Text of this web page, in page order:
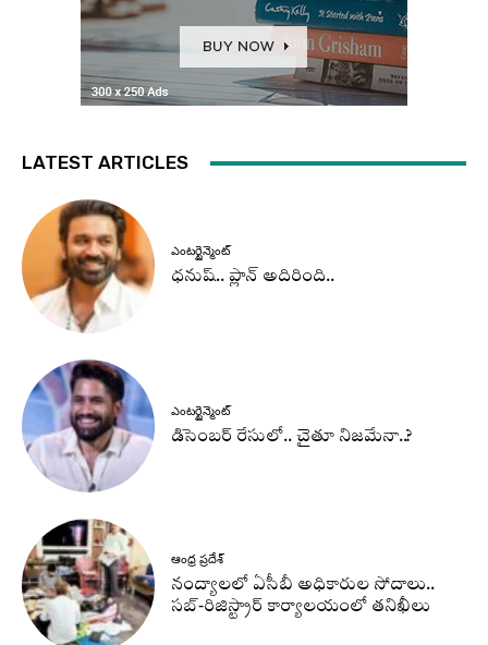
LATEST ARTICLES
ఎంటర్టైన్మెంట్
ధనుష్‌.. ప్లాన్ అదిరింది..
ఎంటర్టైన్మెంట్
డిసెంబర్ రేసులో.. చైతూ నిజమేనా..?
ఆంధ్ర ప్రదేశ్
నంద్యాలలో ఏసీబీ అధికారుల సోదాలు..
సబ్-రిజిస్ట్రార్ కార్యాలయంలో తనిఖీలు